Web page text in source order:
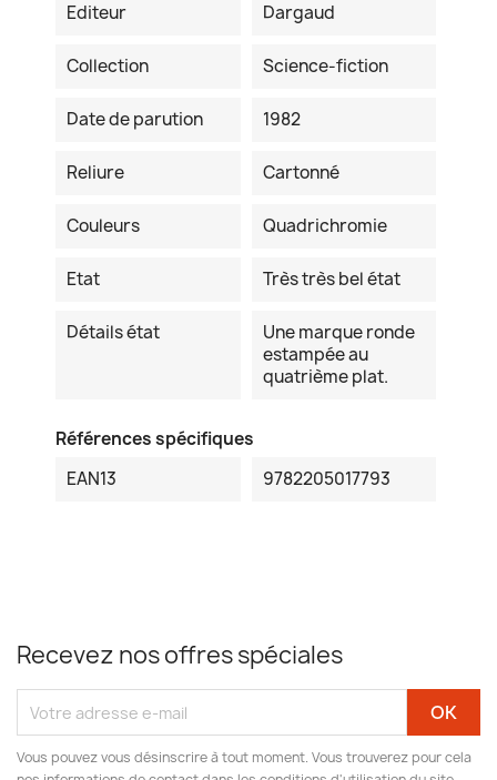
Editeur Dargaud
Collection Science-fiction
Date de parution 1982
Reliure Cartonné
Couleurs Quadrichromie
Etat Très très bel état
Détails état
Une marque ronde
estampée au
quatrième plat.
Références spécifiques
EAN13
9782205017793
Recevez nos offres spéciales
Vous pouvez vous désinscrire à tout moment. Vous trouverez pour cela